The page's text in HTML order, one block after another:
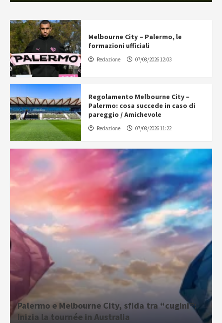
Melbourne City – Palermo, le
formazioni ufficiali
Redazione 07/08/2026 12:03
Regolamento Melbourne City –
Palermo: cosa succede in caso di
pareggio / Amichevole
Redazione 07/08/2026 11:22
Palermo e Melbourne City, sfida tra “cugini”:
inizia la tournée in Australia